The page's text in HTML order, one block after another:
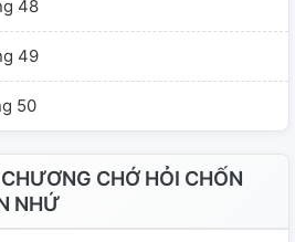
48
49
50
CHỚ HỎI CHỐN
NHỨ